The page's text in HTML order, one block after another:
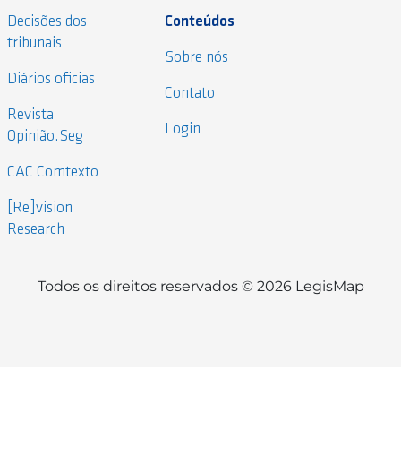
Decisões dos
tribunais
Diários oficias
Revista
Opinião.Seg
CAC Comtexto
[Re]vision
Research
Conteúdos
Sobre nós
Contato
Login
Todos os direitos reservados © 2026 LegisMap